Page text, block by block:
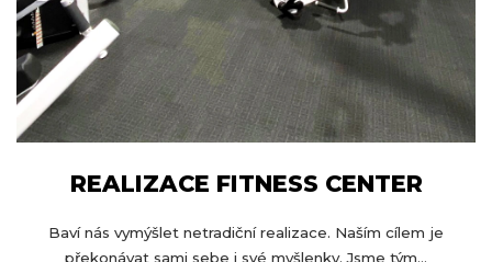
REALIZACE FITNESS CENTER
Baví nás vymýšlet netradiční realizace. Naším cílem je
překonávat sami sebe i své myšlenky. Jsme tým...